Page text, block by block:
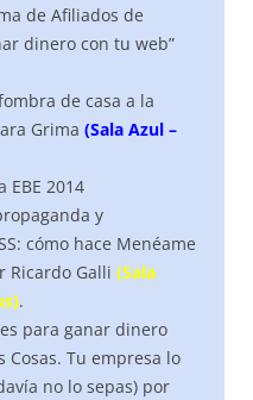
de Afiliados de
dinero con tu web”
de casa a la
Grima (Sala Azul –
EBE 2014
y
cómo hace Menéame
Ricardo Galli (Sala
.
para ganar dinero
Tu empresa lo
no lo sepas) por